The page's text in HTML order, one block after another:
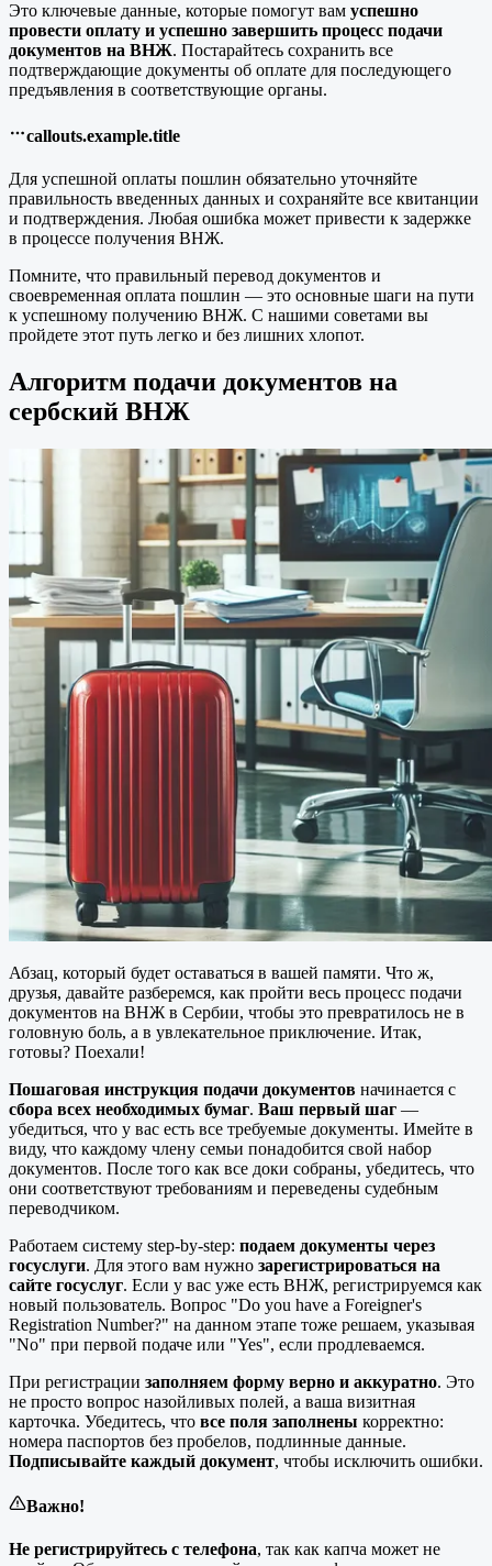
Это ключевые данные, которые помогут вам успешно
провести оплату и успешно завершить процесс подачи
документов на ВНЖ. Постарайтесь сохранить все
подтверждающие документы об оплате для последующего
предъявления в соответствующие органы.
callouts.example.title
Для успешной оплаты пошлин обязательно уточняйте
правильность введенных данных и сохраняйте все квитанции
и подтверждения. Любая ошибка может привести к задержке
в процессе получения ВНЖ.
Помните, что правильный перевод документов и
своевременная оплата пошлин — это основные шаги на пути
к успешному получению ВНЖ. С нашими советами вы
пройдете этот путь легко и без лишних хлопот.
Алгоритм подачи документов на
сербский ВНЖ
Абзац, который будет оставаться в вашей памяти. Что ж,
друзья, давайте разберемся, как пройти весь процесс подачи
документов на ВНЖ в Сербии, чтобы это превратилось не в
головную боль, а в увлекательное приключение. Итак,
готовы? Поехали!
Пошаговая инструкция подачи документов начинается с
сбора всех необходимых бумаг. Ваш первый шаг —
убедиться, что у вас есть все требуемые документы. Имейте в
виду, что каждому члену семьи понадобится свой набор
документов. После того как все доки собраны, убедитесь, что
они соответствуют требованиям и переведены судебным
переводчиком.
Работаем систему step-by-step: подаем документы через
госуслуги. Для этого вам нужно зарегистрироваться на
сайте госуслуг. Если у вас уже есть ВНЖ, регистрируемся как
новый пользователь. Вопрос "Do you have a Foreigner's
Registration Number?" на данном этапе тоже решаем, указывая
"No" при первой подаче или "Yes", если продлеваемся.
При регистрации заполняем форму верно и аккуратно. Это
не просто вопрос назойливых полей, а ваша визитная
карточка. Убедитесь, что все поля заполнены корректно:
номера паспортов без пробелов, подлинные данные.
Подписывайте каждый документ, чтобы исключить ошибки.
Важно!
Не регистрируйтесь с телефона, так как капча может не